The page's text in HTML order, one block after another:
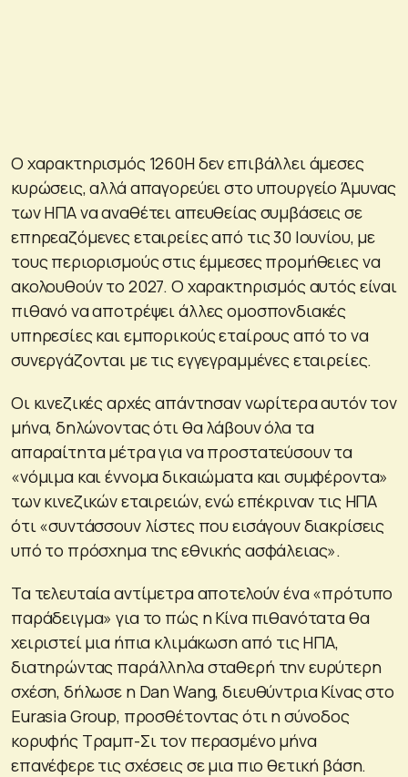
Ο χαρακτηρισμός 1260H δεν επιβάλλει άμεσες
κυρώσεις, αλλά απαγορεύει στο υπουργείο Άμυνας
των ΗΠΑ να αναθέτει απευθείας συμβάσεις σε
επηρεαζόμενες εταιρείες από τις 30 Ιουνίου, με
τους περιορισμούς στις έμμεσες προμήθειες να
ακολουθούν το 2027. Ο χαρακτηρισμός αυτός είναι
πιθανό να αποτρέψει άλλες ομοσπονδιακές
υπηρεσίες και εμπορικούς εταίρους από το να
συνεργάζονται με τις εγγεγραμμένες εταιρείες.
Οι κινεζικές αρχές απάντησαν νωρίτερα αυτόν τον
μήνα, δηλώνοντας ότι θα λάβουν όλα τα
απαραίτητα μέτρα για να προστατεύσουν τα
«νόμιμα και έννομα δικαιώματα και συμφέροντα»
των κινεζικών εταιρειών, ενώ επέκριναν τις ΗΠΑ
ότι «συντάσσουν λίστες που εισάγουν διακρίσεις
υπό το πρόσχημα της εθνικής ασφάλειας».
Τα τελευταία αντίμετρα αποτελούν ένα «πρότυπο
παράδειγμα» για το πώς η Κίνα πιθανότατα θα
χειριστεί μια ήπια κλιμάκωση από τις ΗΠΑ,
διατηρώντας παράλληλα σταθερή την ευρύτερη
σχέση, δήλωσε η Dan Wang, διευθύντρια Κίνας στο
Eurasia Group, προσθέτοντας ότι η σύνοδος
κορυφής Τραμπ-Σι τον περασμένο μήνα
επανέφερε τις σχέσεις σε μια πιο θετική βάση.